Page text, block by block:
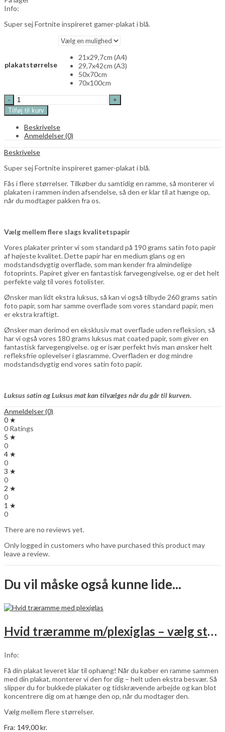
Info:
Super sej Fortnite inspireret gamer-plakat i blå.
plakatstørrelse
21x29,7cm (A4)
29,7x42cm (A3)
50x70cm
70x100cm
Loser
plakat,
blå
quantity
Tilføj til kurv
Beskrivelse
Anmeldelser (0)
Beskrivelse
Super sej Fortnite inspireret gamer-plakat i blå.
Fås i flere størrelser. Tilkøber du samtidig en ramme, så monterer vi
plakaten i rammen inden afsendelse, så den er klar til at hænge op,
når du modtager pakken fra os.
Vælg mellem flere slags kvalitetspapir
Vores plakater printer vi som standard på 190 grams satin foto papir
af højeste kvalitet. Dette papir har en medium glans og en
modstandsdygtig overflade, som man kender fra almindelige
fotoprints. Papiret giver en fantastisk farvegengivelse, og er det helt
perfekte valg til vores fotolister.
Ønsker man lidt ekstra luksus, så kan vi også tilbyde 260 grams satin
foto papir, som har samme overflade som vores standard papir, men
er ekstra kraftigt.
Ønsker man derimod en eksklusiv mat overflade uden refleksion, så
har vi også vores 180 grams luksus mat coated papir, som giver en
fantastisk farvegengivelse. og er især perfekt hvis man ønsker helt
refleksfrie oplevelser i glasramme. Overfladen er dog mindre
modstandsdygtig end vores satin foto papir.
Luksus satin og Luksus mat kan tilvælges når du går til kurven.
Anmeldelser (0)
0 ★
0 Ratings
5 ★
0
4 ★
0
3 ★
0
2 ★
0
1 ★
0
There are no reviews yet.
Only logged in customers who have purchased this product may
leave a review.
Du vil måske også kunne lide...
Hvid træramme m/plexiglas – vælg størrelse
Info:
Få din plakat leveret klar til ophæng! Når du køber en ramme sammen
med din plakat, monterer vi den for dig – helt uden ekstra besvær. Så
slipper du for bukkede plakater og tidskrævende arbejde og kan blot
koncentrere dig om at hænge den op, når du modtager den.
Vælg mellem flere størrelser.
Fra: 149,00kr.